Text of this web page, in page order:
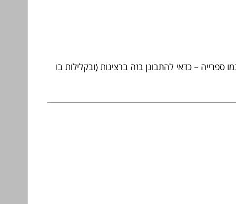
– כדאי להתבונן בזה ברצינות (ובקלילות בו